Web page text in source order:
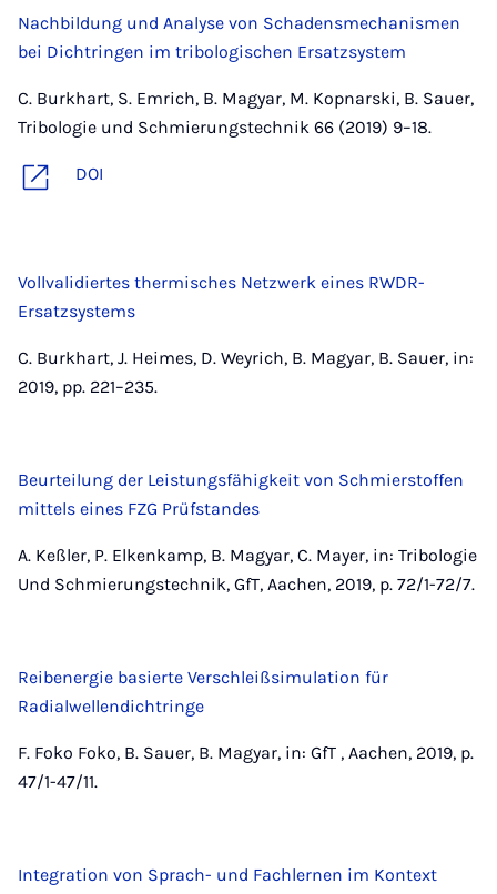
Nachbildung und Analyse von Schadensmechanismen
bei Dichtringen im tribologischen Ersatzsystem
C. Burkhart, S. Emrich, B. Magyar, M. Kopnarski, B. Sauer,
Tribologie und Schmierungstechnik 66 (2019) 9–18.
DOI
Vollvalidiertes thermisches Netzwerk eines RWDR-
Ersatzsystems
C. Burkhart, J. Heimes, D. Weyrich, B. Magyar, B. Sauer, in:
2019, pp. 221–235.
Beurteilung der Leistungsfähigkeit von Schmierstoffen
mittels eines FZG Prüfstandes
A. Keßler, P. Elkenkamp, B. Magyar, C. Mayer, in: Tribologie
Und Schmierungstechnik, GfT, Aachen, 2019, p. 72/1-72/7.
Reibenergie basierte Verschleißsimulation für
Radialwellendichtringe
F. Foko Foko, B. Sauer, B. Magyar, in: GfT , Aachen, 2019, p.
47/1-47/11.
Integration von Sprach- und Fachlernen im Kontext